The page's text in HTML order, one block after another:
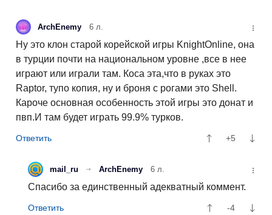
ArchEnemy 6 л.
Ну это клон старой корейской игры KnightOnline, она
в турции почти на национальном уровне ,все в нее
играют или играли там. Коса эта,что в руках это
Raptor, тупо копия, ну и броня с рогами это Shell.
Кароче основная особенность этой игры это донат и
пвп.И там будет играть 99.9% турков.
+5
mail_ru ArchEnemy 6 л.
Спасибо за единственный адекватный коммент.
-4